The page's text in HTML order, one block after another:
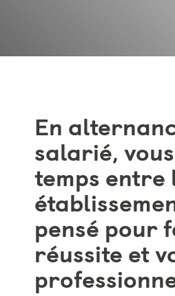
En
salarié,
temps entre
pensé pour
réussite et